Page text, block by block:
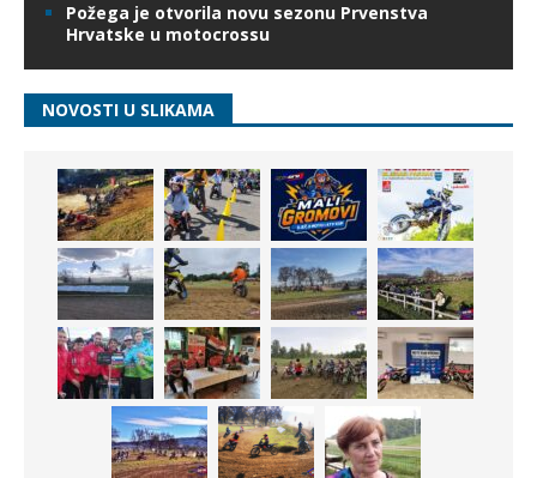
Požega je otvorila novu sezonu Prvenstva
Hrvatske u motocrossu
NOVOSTI U SLIKAMA